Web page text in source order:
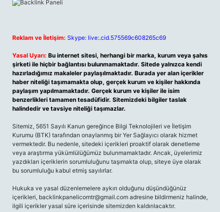
Reklam ve İletişim: Skype: live:.cid.575569c608265c69
Yasal Uyarı: Bu internet sitesi, herhangi bir marka, kurum veya şahıs
şirketi ile hiçbir bağlantısı bulunmamaktadır. Sitede yalnızca kendi
hazırladığımız makaleler paylaşılmaktadır. Burada yer alan içerikler
haber niteliği taşımamakta olup, gerçek kurum ve kişiler hakkında
paylaşım yapılmamaktadır. Gerçek kurum ve kişiler ile isim
benzerlikleri tamamen tesadüfidir. Sitemizdeki bilgiler taslak
halindedir ve tavsiye niteliği taşımazlar.
Sitemiz, 5651 Sayılı Kanun gereğince Bilgi Teknolojileri ve İletişim
Kurumu (BTK) tarafından onaylanmış bir Yer Sağlayıcı olarak hizmet
vermektedir. Bu nedenle, sitedeki içerikleri proaktif olarak denetleme
veya araştırma yükümlülüğümüz bulunmamaktadır. Ancak, üyelerimiz
yazdıkları içeriklerin sorumluluğunu taşımakta olup, siteye üye olarak
bu sorumluluğu kabul etmiş sayılırlar.
Hukuka ve yasal düzenlemelere aykırı olduğunu düşündüğünüz
içerikleri, backlinkpanelicomtr@gmail.com adresine bildirmeniz halinde,
ilgili içerikler yasal süre içerisinde sitemizden kaldırılacaktır.